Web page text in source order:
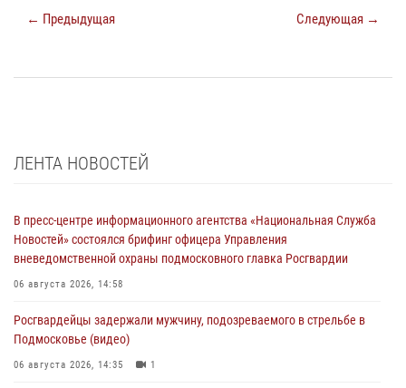
← Предыдущая Следующая →
ЛЕНТА НОВОСТЕЙ
В пресс-центре информационного агентства «Национальная Служба
Новостей» состоялся брифинг офицера Управления
вневедомственной охраны подмосковного главка Росгвардии
06 августа 2026, 14:58
Росгвардейцы задержали мужчину, подозреваемого в стрельбе в
Подмосковье (видео)
06 августа 2026, 14:35 1